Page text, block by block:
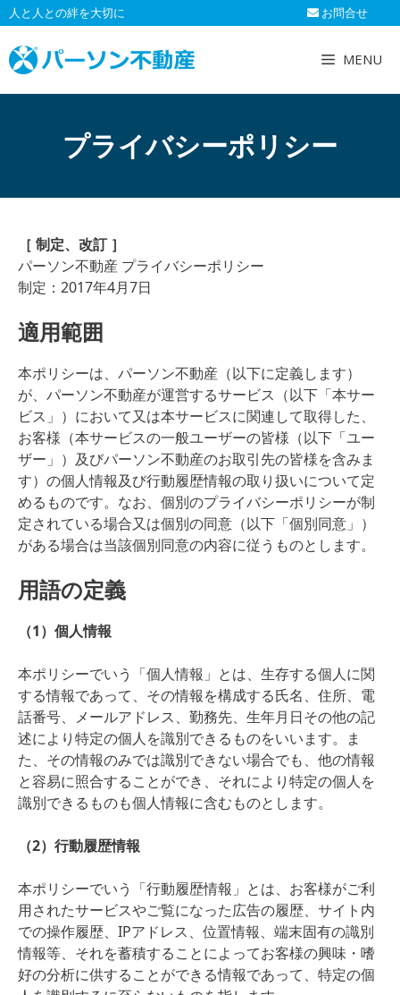
コ
ン
テ
ン
ツ
プ
人と人との絆を大切に お問合せ
MENU
プライバシーポリシー
［ 制定、改訂 ］
パーソン不動産 プライバシーポリシー
制定：2017年4月7日
適用範囲
本ポリシーは、パーソン不動産（以下に定義します）
が、パーソン不動産が運営するサービス（以下「本サー
ビス」）において又は本サービスに関連して取得した、
お客様（本サービスの一般ユーザーの皆様（以下「ユー
ザー」）及びパーソン不動産のお取引先の皆様を含みま
す）の個人情報及び行動履歴情報の取り扱いについて定
めるものです。なお、個別のプライバシーポリシーが制
定されている場合又は個別の同意（以下「個別同意」）
がある場合は当該個別同意の内容に従うものとします。
用語の定義
（1）個人情報
本ポリシーでいう「個人情報」とは、生存する個人に関
する情報であって、その情報を構成する氏名、住所、電
話番号、メールアドレス、勤務先、生年月日その他の記
述により特定の個人を識別できるものをいいます。ま
た、その情報のみでは識別できない場合でも、他の情報
と容易に照合することができ、それにより特定の個人を
識別できるものも個人情報に含むものとします。
（2）行動履歴情報
本ポリシーでいう「行動履歴情報」とは、お客様がご利
用されたサービスやご覧になった広告の履歴、サイト内
での操作履歴、IPアドレス、位置情報、端末固有の識別
情報等、それを蓄積することによってお客様の興味・嗜
好の分析に供することができる情報であって、特定の個